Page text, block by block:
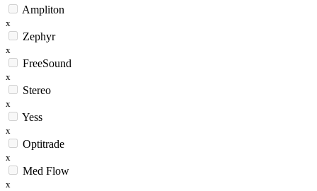
Ampliton
x
Zephyr
x
FreeSound
x
Stereo
x
Yess
x
Optitrade
x
Med Flow
x